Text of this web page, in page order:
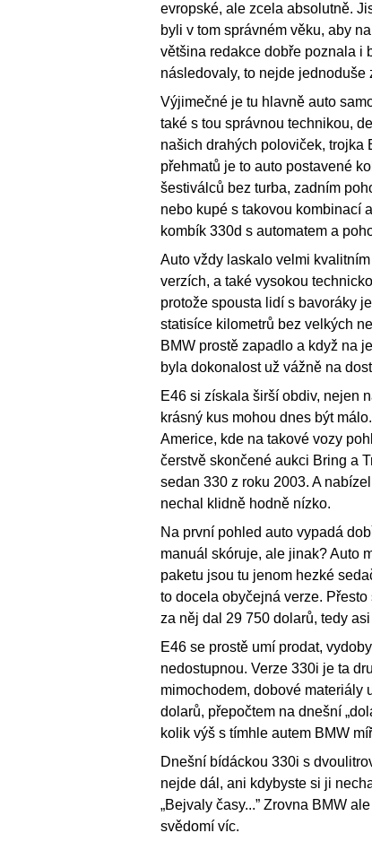
evropské, ale zcela absolutně.
byli v tom správném věku, aby
většina redakce dobře poznala i
následovaly, to nejde
Výjimečné je tu hlavně auto
také s tou správnou technikou,
našich drahých poloviček, trojka
přehmatů je to auto postavené
šestiválců bez turba, zadním
nebo kupé s takovou kombinací
kombík 330d s automatem a
Auto vždy laskalo velmi
verzích, a také vysokou
protože spousta lidí s bavoráky
statisíce kilometrů bez velkých
BMW prostě zapadlo a když na
byla dokonalost už vážně na
E46 si získala širší obdiv, nejen
krásný kus mohou dnes být
Americe, kde na takové vozy
čerstvě skončené aukci Bring a
sedan 330 z roku 2003. A
nechal klidně hodně nízko.
Na první pohled auto vypadá
manuál skóruje, ale jinak? Auto
paketu jsou tu jenom hezké
to docela obyčejná verze.
za něj dal 29 750 dolarů, tedy
E46 se prostě umí prodat,
nedostupnou. Verze 330i je ta
mimochodem, dobové materiály
dolarů, přepočtem na dnešní
kolik výš s tímhle autem BMW
Dnešní bídáckou 330i s
nejde dál, ani kdybyste si ji
„Bejvaly časy...” Zrovna BMW
svědomí víc.